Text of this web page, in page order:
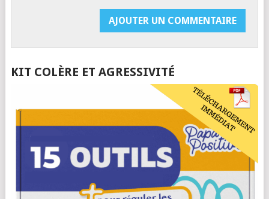
KIT COLÈRE ET AGRESSIVITÉ